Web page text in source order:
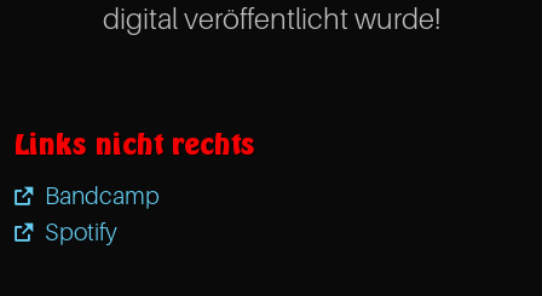
digital veröffentlicht wurde!
Links nicht rechts
Bandcamp
Spotify